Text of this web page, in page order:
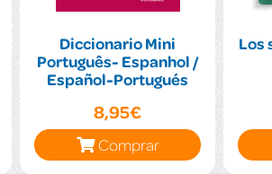
Diccionario Mini
Português- Espanhol /
Español-Portugués
8,95€
Comprar
Los